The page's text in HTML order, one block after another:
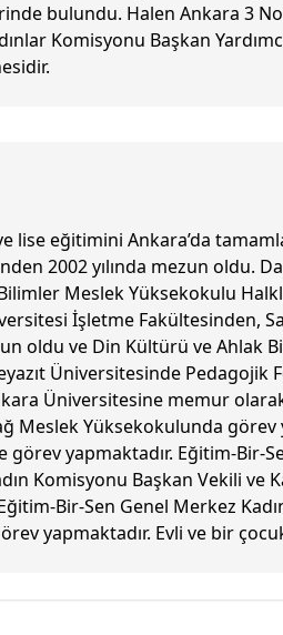
bulundu. Halen Ankara 3
Komisyonu Başkan
lise eğitimini Ankara’da
2002 yılında mezun oldu.
Meslek Yüksekokulu
İşletme Fakültesinden,
oldu ve Din Kültürü ve Ahlak
Üniversitesinde
Üniversitesine memur
Meslek Yüksekokulunda
görev yapmaktadır. Eğitim-Bir-
Komisyonu Başkan Vekili ve
Bir-Sen Genel Merkez
yapmaktadır. Evli ve bir